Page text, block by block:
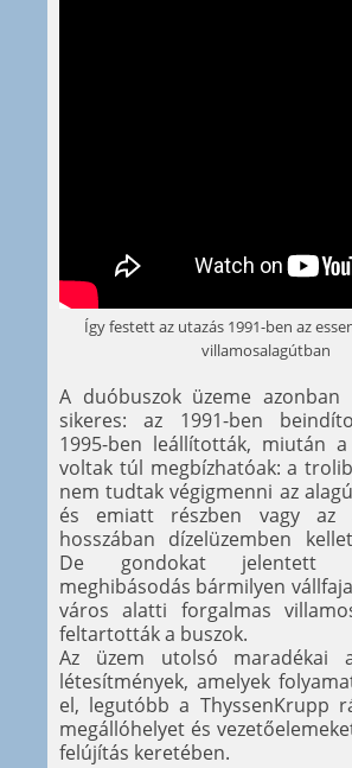
Így festett az utazás 1991-ben az
villamosalagútban
A duóbuszok üzeme
sikeres: az 1991-ben
1995-ben leállították, miután
voltak túl megbízhatóak: a
nem tudtak végigmenni az
és emiatt részben vagy az
hosszában dízelüzemben
De gondokat jelentett
meghibásodás bármilyen
város alatti forgalmas
feltartották a buszok.
Az üzem utolsó maradékai
létesítmények, amelyek
el, legutóbb a ThyssenKrupp
megállóhelyet és
felújítás keretében.